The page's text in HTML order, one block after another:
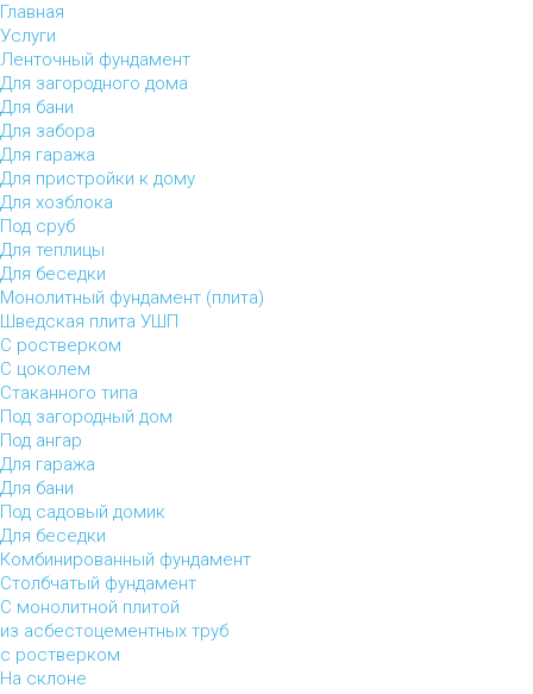
Главная
Услуги
Ленточный фундамент
Для загородного дома
Для бани
Для забора
Для гаража
Для пристройки к дому
Для хозблока
Под сруб
Для теплицы
Для беседки
Монолитный фундамент (плита)
Шведская плита УШП
С ростверком
С цоколем
Стаканного типа
Под загородный дом
Под ангар
Для гаража
Для бани
Под садовый домик
Для беседки
Комбинированный фундамент
Столбчатый фундамент
С монолитной плитой
из асбестоцементных труб
с ростверком
На склоне